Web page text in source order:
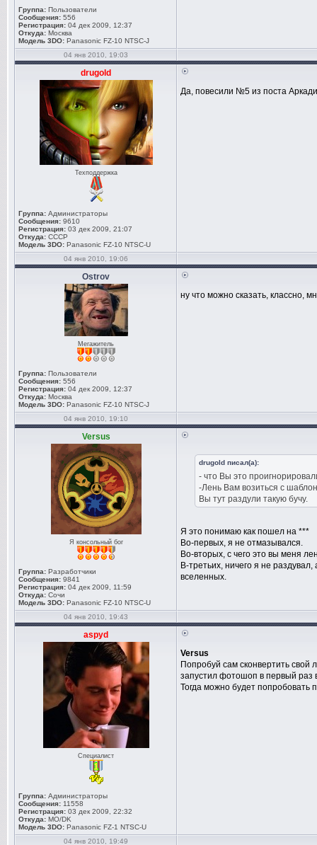
Группа: Пользователи
Сообщения: 556
Регистрация: 04 дек 2009, 12:37
Откуда: Москва
Модель 3DO: Panasonic FZ-10 NTSC-J
04 янв 2010, 19:03
drugold
Техподдержка
Группа: Администраторы
Сообщения: 9610
Регистрация: 03 дек 2009, 21:07
Откуда: СССР
Модель 3DO: Panasonic FZ-10 NTSC-U
Да, повесили №5 из поста
04 янв 2010, 19:06
Ostrov
Мегажитель
Группа: Пользователи
Сообщения: 556
Регистрация: 04 дек 2009, 12:37
Откуда: Москва
Модель 3DO: Panasonic FZ-10 NTSC-J
ну что можно сказать, классно,
04 янв 2010, 19:10
Versus
Я консольный бог
Группа: Разработчики
Сообщения: 9841
Регистрация: 04 дек 2009, 11:59
Откуда: Сочи
Модель 3DO: Panasonic FZ-10 NTSC-U
drugold писал(а):
- что Вы это
-Лень Вам возиться с
Вы тут раздули такую бучу.
Я это понимаю как пошел на ***
Во-первых, я не отмазывался.
Во-вторых, с чего это вы меня
В-третьих, ничего я не
вселенных.
04 янв 2010, 19:43
aspyd
Специалист
Группа: Администраторы
Сообщения: 11558
Регистрация: 03 дек 2009, 22:32
Откуда: MO/DK
Модель 3DO: Panasonic FZ-1 NTSC-U
Versus
Попробуй сам сконвертить свой
запустил фотошоп в первый раз
Тогда можно будет попробовать
04 янв 2010, 19:49